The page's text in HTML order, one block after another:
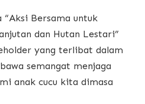
Bersama untuk
dan Hutan Lestari”
yang terlibat dalam
semangat menjaga
anak cucu kita dimasa